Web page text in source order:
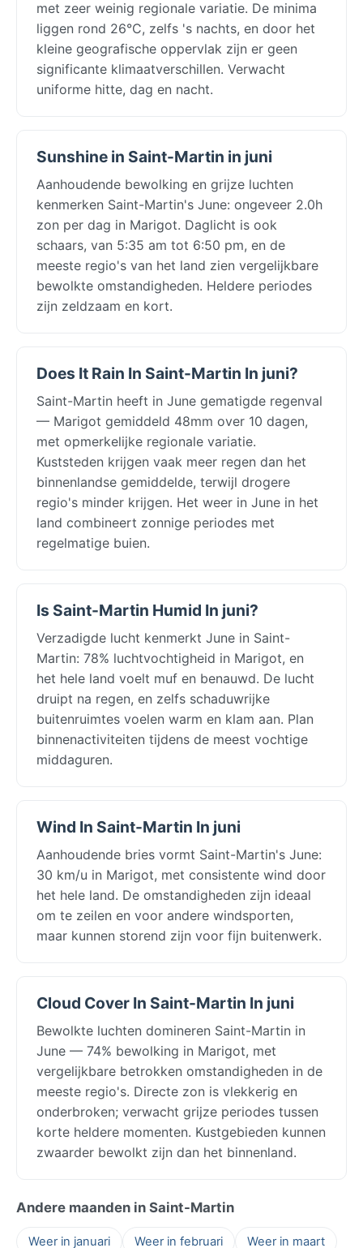
met zeer weinig regionale variatie. De minima
liggen rond 26°C, zelfs 's nachts, en door het
kleine geografische oppervlak zijn er geen
significante klimaatverschillen. Verwacht
uniforme hitte, dag en nacht.
Sunshine in Saint-Martin in juni
Aanhoudende bewolking en grijze luchten
kenmerken Saint-Martin's June: ongeveer 2.0h
zon per dag in Marigot. Daglicht is ook
schaars, van 5:35 am tot 6:50 pm, en de
meeste regio's van het land zien vergelijkbare
bewolkte omstandigheden. Heldere periodes
zijn zeldzaam en kort.
Does It Rain In Saint-Martin In juni?
Saint-Martin heeft in June gematigde regenval
— Marigot gemiddeld 48mm over 10 dagen,
met opmerkelijke regionale variatie.
Kuststeden krijgen vaak meer regen dan het
binnenlandse gemiddelde, terwijl drogere
regio's minder krijgen. Het weer in June in het
land combineert zonnige periodes met
regelmatige buien.
Is Saint-Martin Humid In juni?
Verzadigde lucht kenmerkt June in Saint-
Martin: 78% luchtvochtigheid in Marigot, en
het hele land voelt muf en benauwd. De lucht
druipt na regen, en zelfs schaduwrijke
buitenruimtes voelen warm en klam aan. Plan
binnenactiviteiten tijdens de meest vochtige
middaguren.
Wind In Saint-Martin In juni
Aanhoudende bries vormt Saint-Martin's June:
30 km/u in Marigot, met consistente wind door
het hele land. De omstandigheden zijn ideaal
om te zeilen en voor andere windsporten,
maar kunnen storend zijn voor fijn buitenwerk.
Cloud Cover In Saint-Martin In juni
Bewolkte luchten domineren Saint-Martin in
June — 74% bewolking in Marigot, met
vergelijkbare betrokken omstandigheden in de
meeste regio's. Directe zon is vlekkerig en
onderbroken; verwacht grijze periodes tussen
korte heldere momenten. Kustgebieden kunnen
zwaarder bewolkt zijn dan het binnenland.
Andere maanden in Saint-Martin
Weer in januari Weer in februari Weer in maart